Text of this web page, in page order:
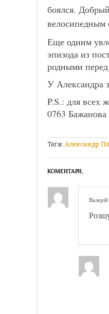
боялся.
велосипедным
Еще одним
эпизода из
родными
У Александра
P.S.: для всех
0763
Теги: Александр
КОМЕНТАРЯ;
Валерій